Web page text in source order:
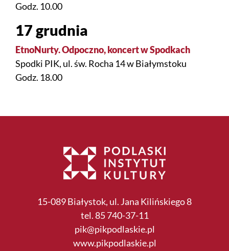
Godz. 10.00
17 grudnia
EtnoNurty. Odpoczno, koncert w Spodkach
Spodki PIK, ul. św. Rocha 14 w Białymstoku
Godz. 18.00
15-089 Białystok, ul. Jana Kilińskiego 8
tel. 85 740-37-11
pik@pikpodlaskie.pl
www.pikpodlaskie.pl